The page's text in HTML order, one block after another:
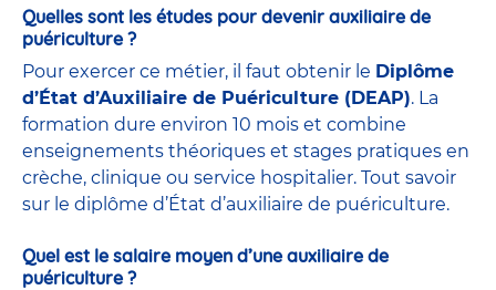
Quelles sont les études pour devenir auxiliaire de
puériculture ?
Pour exercer ce métier, il faut obtenir le Diplôme
d’État d’Auxiliaire de Puériculture (DEAP). La
formation dure environ 10 mois et combine
enseignements théoriques et stages pratiques en
crèche, clinique ou service hospitalier. Tout savoir
sur le diplôme d’État d’auxiliaire de puériculture.
Quel est le salaire moyen d’une auxiliaire de
puériculture ?